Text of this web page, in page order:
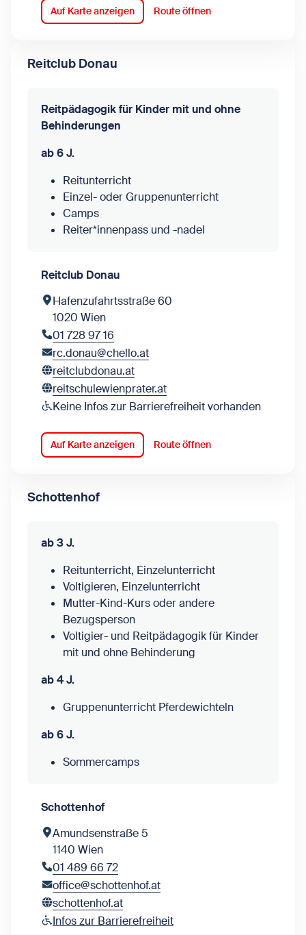
Auf Karte anzeigen Route öffnen
Reitclub Donau
Reitpädagogik für Kinder mit und ohne
Behinderungen
ab 6 J.
Reitunterricht
Einzel- oder Gruppenunterricht
Camps
Reiter*innenpass und -nadel
Reitclub Donau
Hafenzufahrtsstraße 60
1020 Wien
01 728 97 16
rc.donau@chello.at
reitclubdonau.at
reitschulewienprater.at
Keine Infos zur Barrierefreiheit vorhanden
Auf Karte anzeigen Route öffnen
Schottenhof
ab 3 J.
Reitunterricht, Einzelunterricht
Voltigieren, Einzelunterricht
Mutter-Kind-Kurs oder andere
Bezugsperson
Voltigier- und Reitpädagogik für Kinder
mit und ohne Behinderung
ab 4 J.
Gruppenunterricht Pferdewichteln
ab 6 J.
Sommercamps
Schottenhof
Amundsenstraße 5
1140 Wien
01 489 66 72
office@schottenhof.at
schottenhof.at
Infos zur Barrierefreiheit